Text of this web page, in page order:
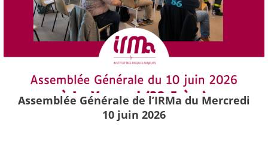
Assemblée Générale de l’IRMa du Mercredi
10 juin 2026